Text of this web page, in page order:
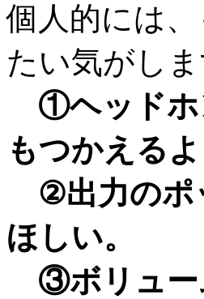
個人的には
たい気がしま
①ヘッドホ
もつかえる
②出力のポ
ほしい。
③ボリュー